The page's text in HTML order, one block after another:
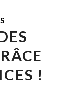
!